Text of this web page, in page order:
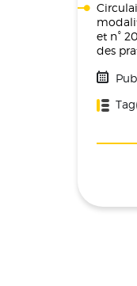
et n°
des